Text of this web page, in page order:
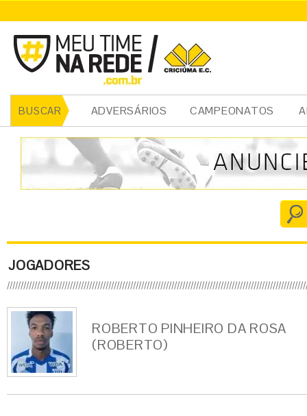
BUSCAR ADVERSÁRIOS CAMPEONATOS
JOGADORES
ROBERTO PINHEIRO DA ROSA
(ROBERTO)